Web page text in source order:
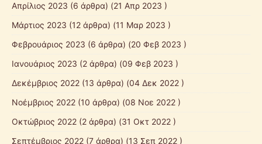
Απρίλιος 2023 (6 άρθρα) (21 Απρ 2023 )
Μάρτιος 2023 (12 άρθρα) (11 Μαρ 2023 )
Φεβρουάριος 2023 (6 άρθρα) (20 Φεβ 2023 )
Ιανουάριος 2023 (2 άρθρα) (09 Φεβ 2023 )
Δεκέμβριος 2022 (13 άρθρα) (04 Δεκ 2022 )
Νοέμβριος 2022 (10 άρθρα) (08 Νοε 2022 )
Οκτώβριος 2022 (2 άρθρα) (31 Οκτ 2022 )
Σεπτέμβριος 2022 (7 άρθρα) (13 Σεπ 2022 )